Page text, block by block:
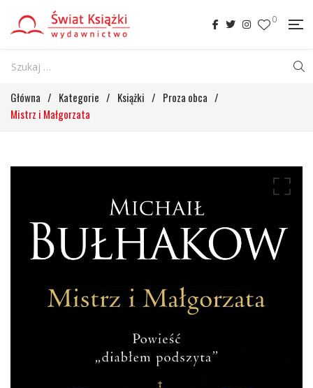
0
Główna / Kategorie / Książki / Proza obca /
Mistrz i Małgorzata